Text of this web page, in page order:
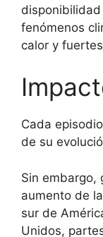
fenómenos
calor y
Cada
de su
Sin embargo,
aumento de
sur de
Unidos,